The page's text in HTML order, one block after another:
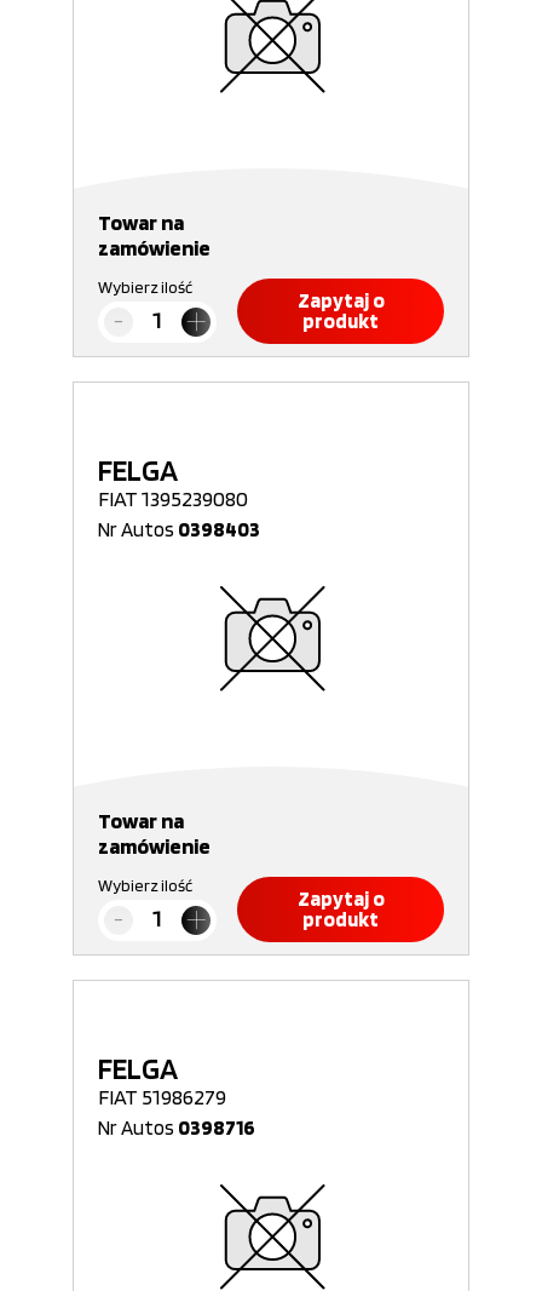
Towar na
zamówienie
Wybierz ilość
Zapytaj o
produkt
FELGA
FIAT 1395239080
Nr Autos 0398403
Towar na
zamówienie
Wybierz ilość
Zapytaj o
produkt
FELGA
FIAT 51986279
Nr Autos 0398716